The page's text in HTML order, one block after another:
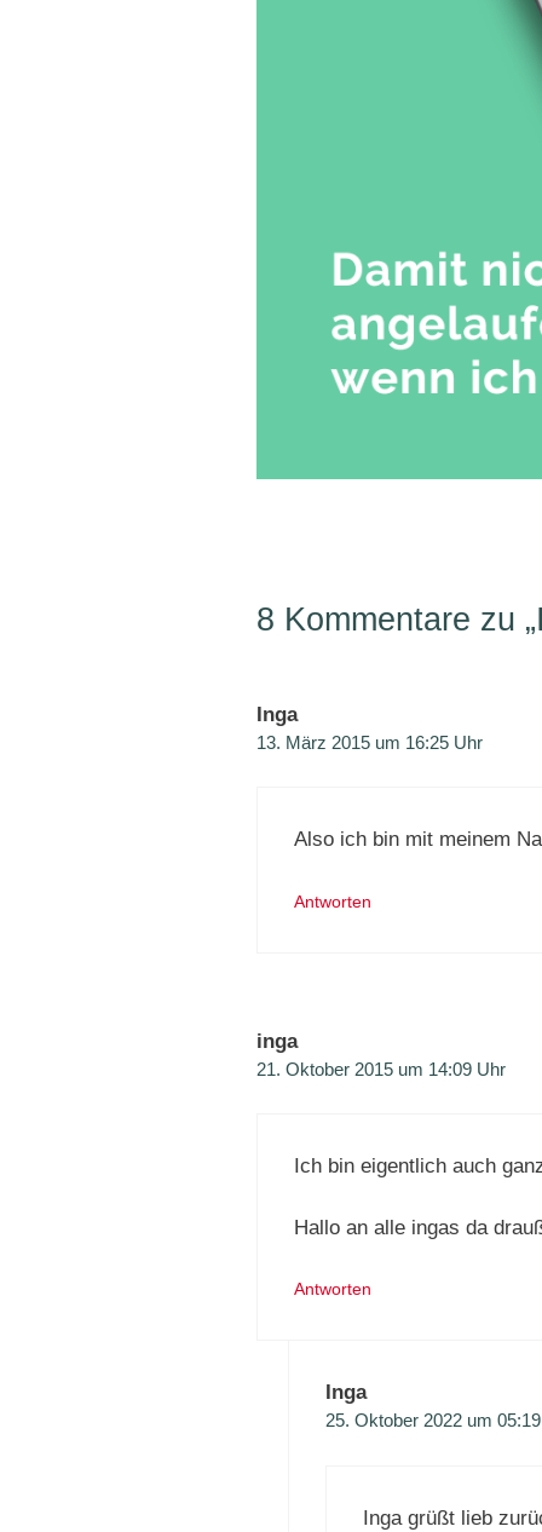
8 Kommentare zu
Inga
13. März 2015 um 16:25 Uhr
Also ich bin mit meinem
Antworten
inga
21. Oktober 2015 um 14:09 Uhr
Ich bin eigentlich auch
Hallo an alle ingas da
Antworten
Inga
25. Oktober 2022 um
Inga grüßt lieb